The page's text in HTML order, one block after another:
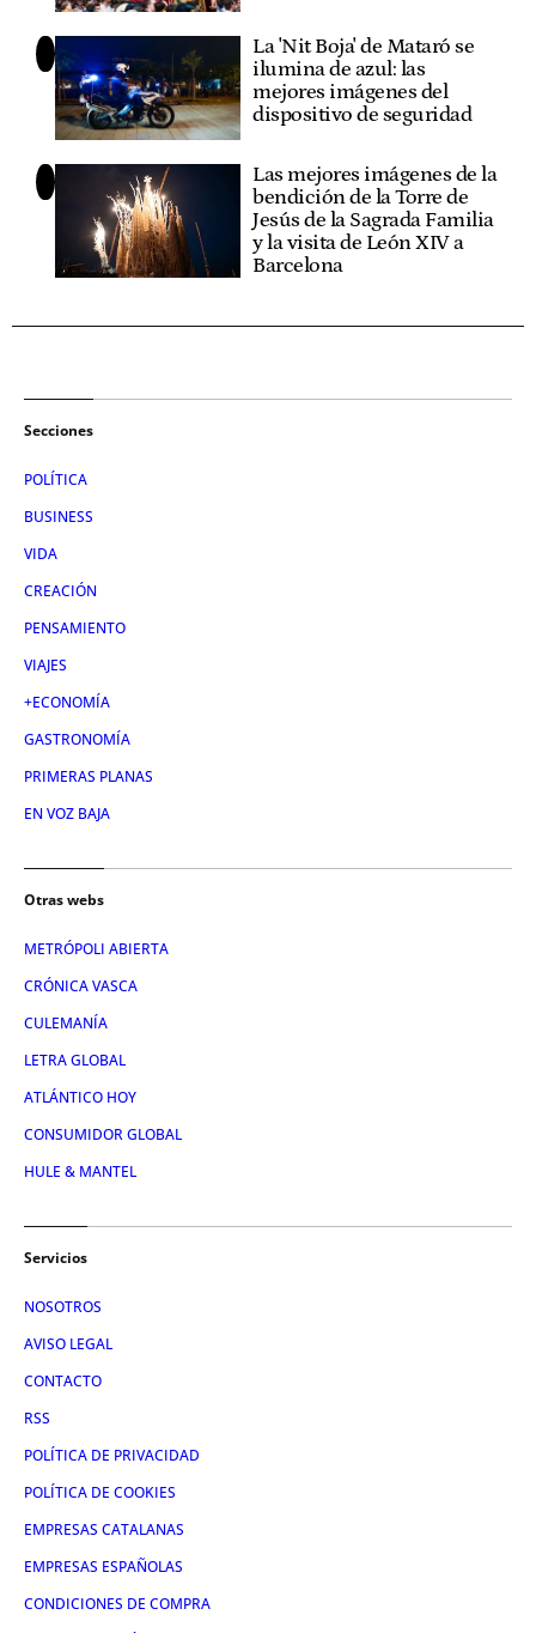
La 'Nit Boja' de Mataró se
ilumina de azul: las
mejores imágenes del
dispositivo de seguridad
Las mejores imágenes de la
bendición de la Torre de
Jesús de la Sagrada Familia
y la visita de León XIV a
Barcelona
Secciones
POLÍTICA
BUSINESS
VIDA
CREACIÓN
PENSAMIENTO
VIAJES
+ECONOMÍA
GASTRONOMÍA
PRIMERAS PLANAS
EN VOZ BAJA
Otras webs
METRÓPOLI ABIERTA
CRÓNICA VASCA
CULEMANÍA
LETRA GLOBAL
ATLÁNTICO HOY
CONSUMIDOR GLOBAL
HULE & MANTEL
Servicios
NOSOTROS
AVISO LEGAL
CONTACTO
RSS
POLÍTICA DE PRIVACIDAD
POLÍTICA DE COOKIES
EMPRESAS CATALANAS
EMPRESAS ESPAÑOLAS
CONDICIONES DE COMPRA